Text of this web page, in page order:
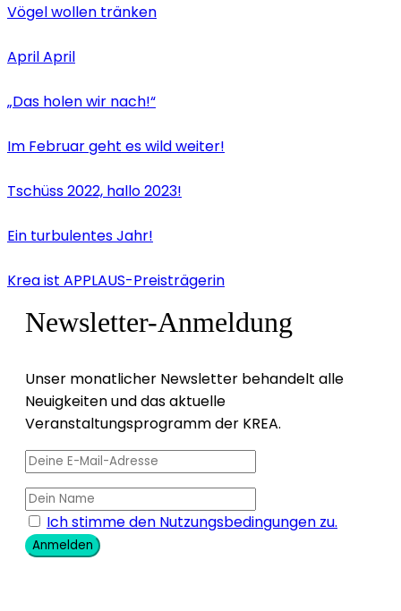
Vögel wollen tränken
April April
„Das holen wir nach!“
Im Februar geht es wild weiter!
Tschüss 2022, hallo 2023!
Ein turbulentes Jahr!
Krea ist APPLAUS-Preisträgerin
Newsletter-Anmeldung
Unser monatlicher Newsletter behandelt alle
Neuigkeiten und das aktuelle
Veranstaltungsprogramm der KREA.
Ich stimme den Nutzungsbedingungen zu.
Anmelden